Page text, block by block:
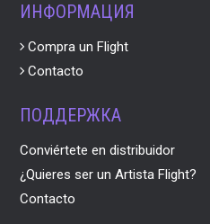
ИНФОРМАЦИЯ
Compra un Flight
Contacto
ПОДДЕРЖКА
Conviértete en distribuidor
¿Quieres ser un Artista Flight?
Contacto